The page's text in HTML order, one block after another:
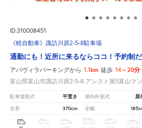
ID:310008451
《軽自動車》諏訪川原2-5-8駐車場
通勤にも！近所に来るならココ！予約制
アパヴィラパーキングから 1.1km 徒歩 14～20分
富山県富山市諏訪川原2-5-8 アシスト第5富山マ
駐車場形式 平置き 屋内外形式 屋
全長 370cm 全幅